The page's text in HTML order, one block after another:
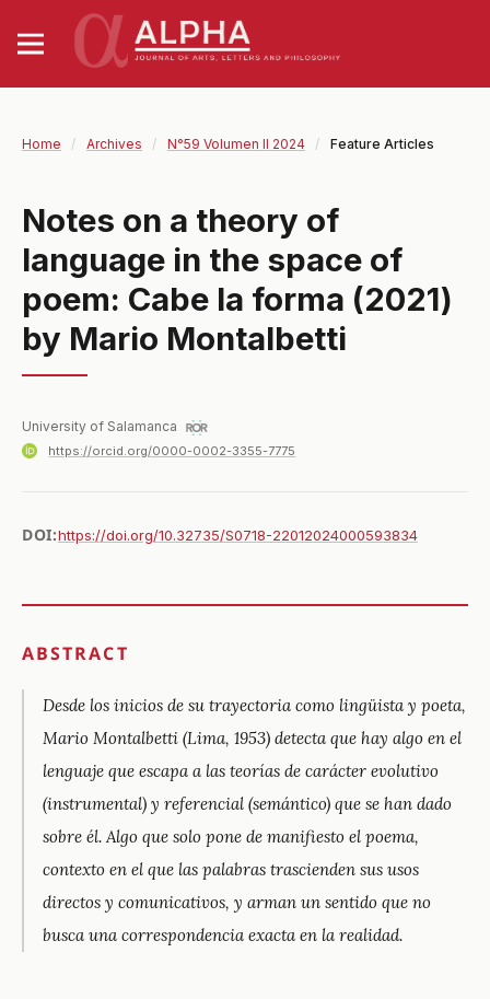
Home / Archives / N°59 Volumen II 2024 / Feature Articles
Notes on a theory of
language in the space of
poem: Cabe la forma (2021)
by Mario Montalbetti
University of Salamanca
https://orcid.org/0000-0002-3355-7775
DOI:https://doi.org/10.32735/S0718-22012024000593834
ABSTRACT
Desde los inicios de su trayectoria como lingüista y poeta,
Mario Montalbetti (Lima, 1953) detecta que hay algo en el
lenguaje que escapa a las teorías de carácter evolutivo
(instrumental) y referencial (semántico) que se han dado
sobre él. Algo que solo pone de manifiesto el poema,
contexto en el que las palabras trascienden sus usos
directos y comunicativos, y arman un sentido que no
busca una correspondencia exacta en la realidad.